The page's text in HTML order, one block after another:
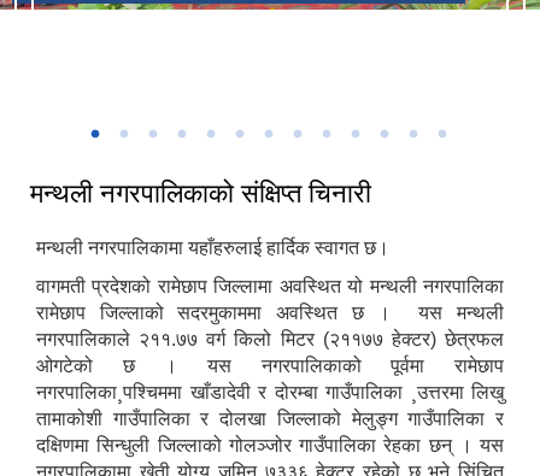
मन्थली नगरपालिकाको संक्षिप्त चिनारी
मन्थली नगरपालिकामा यहाँहरुलाई हार्दिक स्वागत छ।
वागमती प्रदेशको रामेछाप जिल्लामा अवस्थित यो मन्थली नगरपालिका
रामेछाप जिल्लाको सदरमुकाममा अवस्थित छ । यस मन्थली
नगरपालिकाले २११.७७ वर्ग किलो मिटर (२११७७ हेक्टर) छेत्रफल
ओगटेको छ । यस नगरपालिकाको पूर्वमा रामेछाप
नगरपालिका¸पश्चिममा खाँडादेवी र दोरम्बा गाउँपालिका ¸उत्तरमा लिखु
तामाकोशी गाउँपालिका र दोलखा जिल्लाको मेलुङ्ग गाउँपालिका र
दक्षिणमा सिन्धुली जिल्लाको गोलञ्जोर गाउँपालिका रेहका छन् । यस
नगरपालिकामा खेती योग्य जमिन ७३३६ हेक्टर रहेको छ भने सिंचित